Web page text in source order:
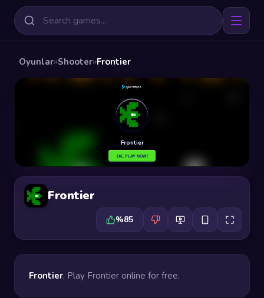
Oyunlar»Shooter»Frontier
Frontier
%85
Frontier, Play Frontier online for free.